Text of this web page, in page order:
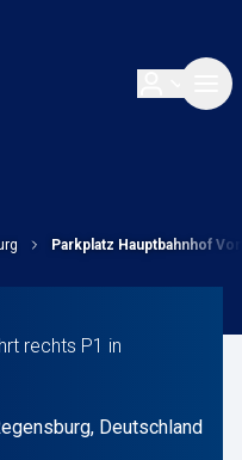
Parkplatz Hauptbahnhof
rechts P1 in
Deutschland